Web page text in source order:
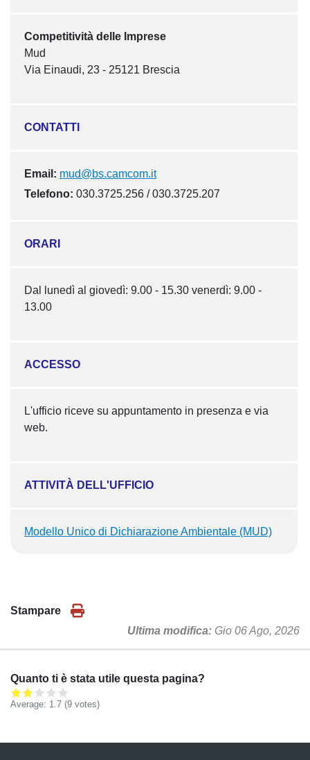
Competitività delle Imprese
Mud
Via Einaudi, 23 - 25121 Brescia
CONTATTI
Email: mud@bs.camcom.it
Telefono: 030.3725.256 / 030.3725.207
ORARI
Dal lunedì al giovedì: 9.00 - 15.30 venerdì: 9.00 -
13.00
ACCESSO
L'ufficio riceve su appuntamento in presenza e via
web.
ATTIVITÀ DELL'UFFICIO
Modello Unico di Dichiarazione Ambientale (MUD)
Stampare
Ultima modifica
Gio 06 Ago, 2026
Quanto ti è stata utile questa pagina?
Average: 1.7 (9 votes)